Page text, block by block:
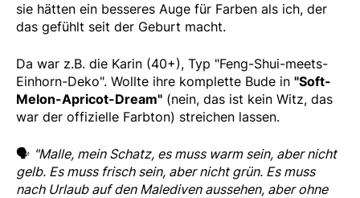
sie hätten ein besseres Auge für Farben als ich, der
das gefühlt seit der Geburt macht.
Da war z.B. die Karin (40+), Typ "Feng-Shui-meets-
Einhorn-Deko". Wollte ihre komplette Bude in "Soft-
Melon-Apricot-Dream" (nein, das ist kein Witz, das
war der offizielle Farbton) streichen lassen.
🗣 "Malle, mein Schatz, es muss warm sein, aber nicht
gelb. Es muss frisch sein, aber nicht grün. Es muss
nach Urlaub auf den Malediven aussehen, aber ohne